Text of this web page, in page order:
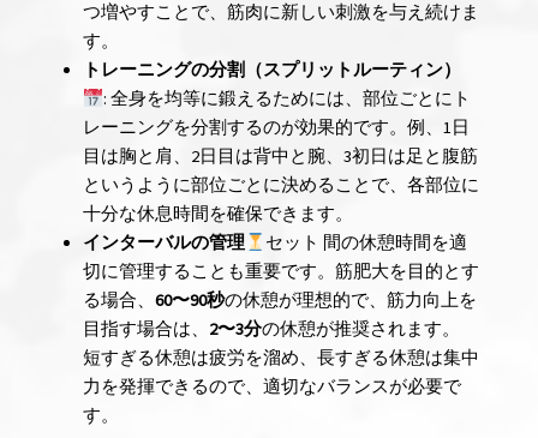
つ増やすことで、筋肉に新しい刺激を与え続けま
す。
トレーニングの分割（スプリットルーティン）
: 全身を均等に鍛えるためには、部位ごとにト
レーニングを分割するのが効果的です。例、1日
目は胸と肩、2日目は背中と腕、3初日は足と腹筋
というように部位ごとに決めることで、各部位に
十分な休息時間を確保できます。
インターバルの管理
セット 間の休憩時間を適
切に管理することも重要です。筋肥大を目的とす
る場合、 60〜90秒の休憩が理想的で、筋力向上を
目指す場合は、 2〜3分の休憩が推奨されます。
短すぎる休憩は疲労を溜め、長すぎる休憩は集中
力を発揮できるので、適切なバランスが必要で
す。